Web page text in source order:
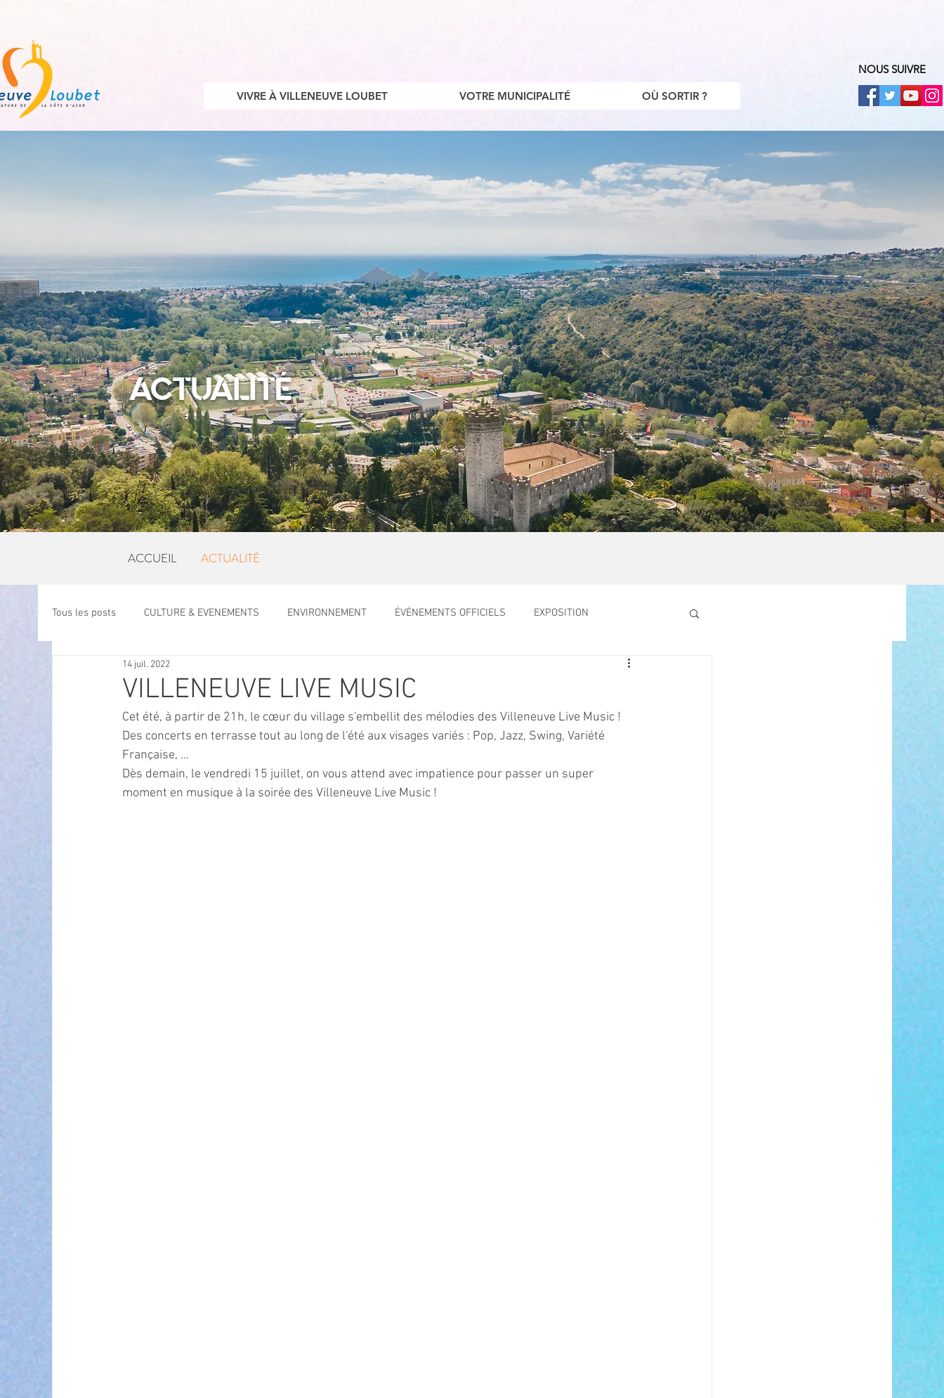
VIVRE À VILLENEUVE LOUBET VOTRE MUNICIPALITÉ OÙ SORTIR ?
NOUS SUIVRE
ACTUALITÉ
ACCUEIL ACTUALITÉ
Tous les posts CULTURE & EVENEMENTS ENVIRONNEMENT ÉVÉNEMENTS OFFICIELS EXPOSITION
OFFRES D'EMPLOI
ECONOMIE ECO MOBILITE PETITE ENFANCE TOURISME ARCHIVES ET PATRIMOINE
Instruction Publique & Familles PRESSE TRANSPORT SENIORS Activité culture & musique
VILLENEUVE LIVE MUSIC
14 juil. 2022
Cet été, à partir de 21h, le cœur du village s'embellit des mélodies des Villeneuve Live Music !
Des concerts en terrasse tout au long de l'été aux visages variés : Pop, Jazz, Swing, Variété
Française, …
Dès demain, le vendredi 15 juillet, on vous attend avec impatience pour passer un super
moment en musique à la soirée des Villeneuve Live Music !